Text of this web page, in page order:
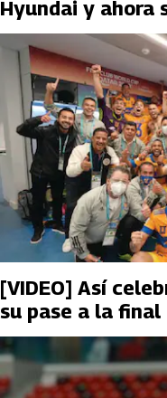
Hyundai y ahora
[VIDEO] Así
su pase a la final